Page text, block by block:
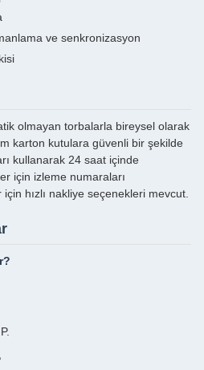
ve senkronizasyon
olmayan torbalarla bireysel olarak
karton kutulara güvenli bir şekilde
kullanarak 24 saat içinde
için izleme numaraları
hızlı nakliye seçenekleri mevcut.